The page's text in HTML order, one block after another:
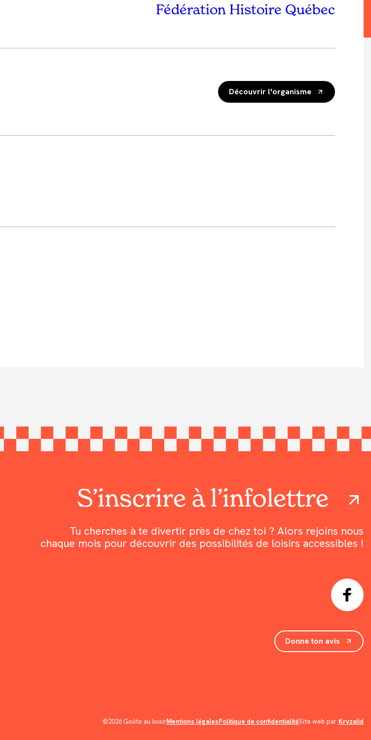
Fédération Histoire Québec
Découvrir l'organisme
S’inscrire à l’infolettre
Tu cherches à te divertir près de chez toi ? Alors rejoins nous
chaque mois pour découvrir des possibilités de loisirs accessibles !
Donne ton avis
©2026 Goûte au loisirMentions légalesPolitique de confidentialitéSite web par Kryzalid